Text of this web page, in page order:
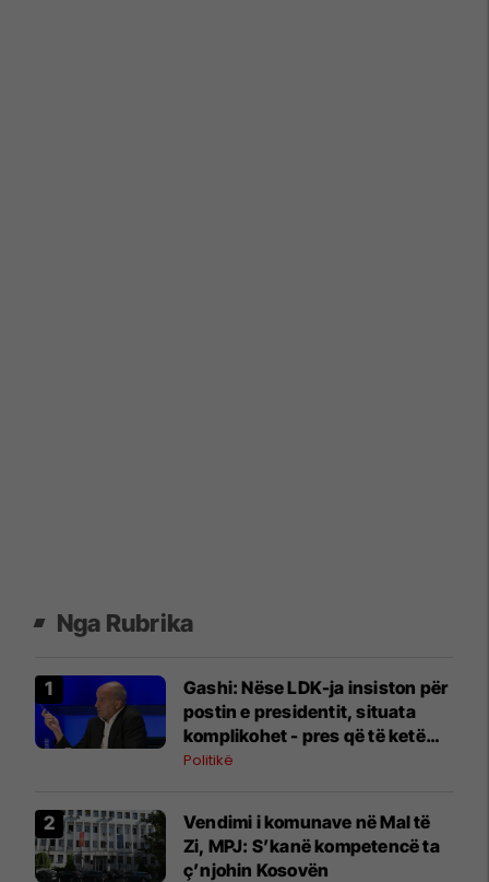
Nga Rubrika
Gashi: Nëse LDK-ja insiston për
postin e presidentit, situata
komplikohet - pres që të ketë
lëshim
Politikë
Vendimi i komunave në Mal të
Zi, MPJ: S’kanë kompetencë ta
ç’njohin Kosovën